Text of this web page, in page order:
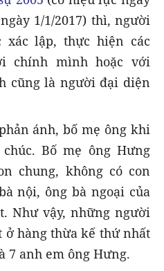
1/1/2017) thì, người
xác lập, thực hiện các
chính mình hoặc với
cũng là người đại diện
ánh, bố mẹ ông khi
Bố mẹ ông Hưng
chung, không có con
nội, ông bà ngoại của
Như vậy, những người
ở hàng thừa kế thứ nhất
7 anh em ông Hưng.